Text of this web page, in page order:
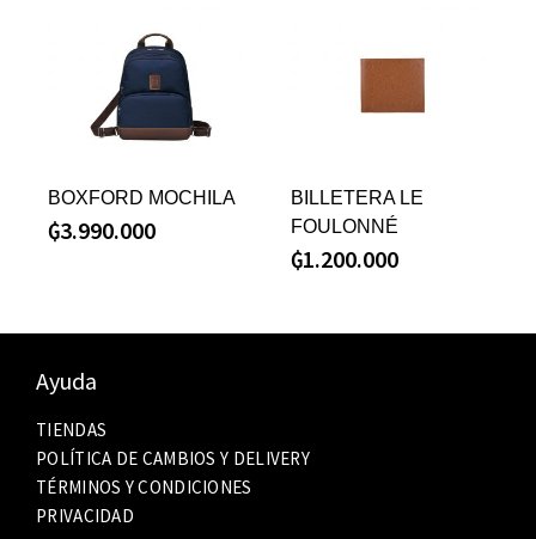
BOXFORD MOCHILA
₲3.990.000
BILLETERA LE
FOULONNÉ
₲1.200.000
Ayuda
TIENDAS
POLÍTICA DE CAMBIOS Y DELIVERY
TÉRMINOS Y CONDICIONES
PRIVACIDAD